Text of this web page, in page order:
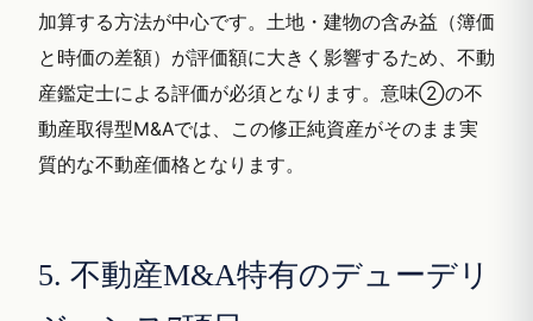
加算する方法が中心です。土地・建物の含み益（簿価
と時価の差額）が評価額に大きく影響するため、不動
産鑑定士による評価が必須となります。意味②の不
動産取得型M&Aでは、この修正純資産がそのまま実
質的な不動産価格となります。
5. 不動産M&A特有のデューデリ